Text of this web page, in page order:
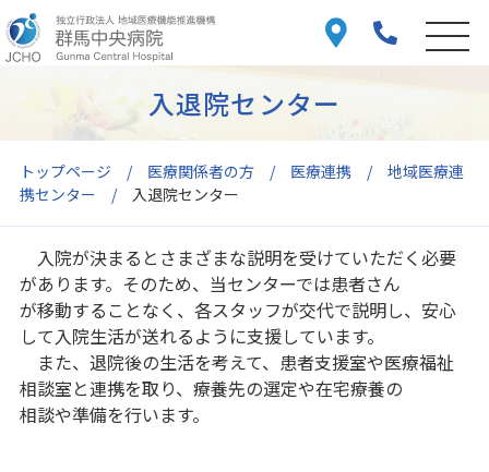
トップページ 医療関係者の方 医療連携
地域医療連
携センター
入退院センター
入退院センター
入院が決まるとさまざまな説明を受けていただく必要
があります。そのため、当センターでは患者さん
が移動することなく、各スタッフが交代で説明し、安心
して入院生活が送れるように支援しています。
また、退院後の生活を考えて、患者支援室や医療福祉
相談室と連携を取り、療養先の選定や在宅療養の
相談や準備を行います。